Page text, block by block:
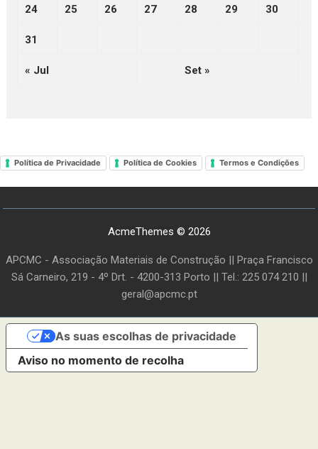
24 25 26 27 28 29 30
31
« Jul Set »
Política de Privacidade Política de Cookies Termos e Condições
AcmeThemes © 2026
APCMC - Associação Materiais de Construção || Praça Francisco
Sá Carneiro, 219 - 4º Drt. - 4200-313 Porto || Tel.: 225 074 210 ||
geral@apcmc.pt
Aviso no momento de recolha
As suas escolhas de privacidade